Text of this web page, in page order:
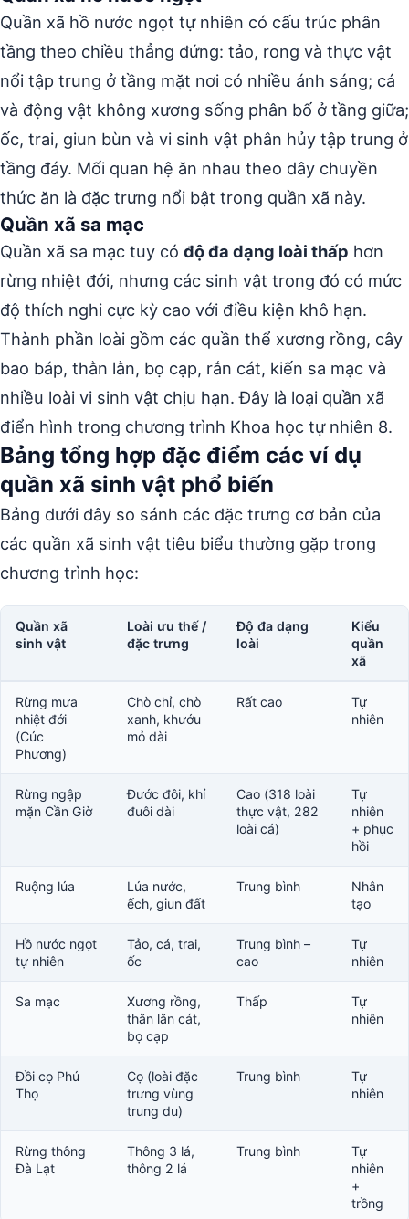
Quần xã hồ nước ngọt tự nhiên có cấu trúc phân
tầng theo chiều thẳng đứng: tảo, rong và thực vật
nổi tập trung ở tầng mặt nơi có nhiều ánh sáng; cá
và động vật không xương sống phân bố ở tầng giữa;
ốc, trai, giun bùn và vi sinh vật phân hủy tập trung ở
tầng đáy. Mối quan hệ ăn nhau theo dây chuyền
thức ăn là đặc trưng nổi bật trong quần xã này.
Quần xã sa mạc
Quần xã sa mạc tuy có độ đa dạng loài thấp hơn
rừng nhiệt đới, nhưng các sinh vật trong đó có mức
độ thích nghi cực kỳ cao với điều kiện khô hạn.
Thành phần loài gồm các quần thể xương rồng, cây
bao báp, thằn lằn, bọ cạp, rắn cát, kiến sa mạc và
nhiều loài vi sinh vật chịu hạn. Đây là loại quần xã
điển hình trong chương trình Khoa học tự nhiên 8.
Bảng tổng hợp đặc điểm các ví dụ
quần xã sinh vật phổ biến
Bảng dưới đây so sánh các đặc trưng cơ bản của
các quần xã sinh vật tiêu biểu thường gặp trong
chương trình học:
Quần xã
sinh vật
Loài ưu thế /
đặc trưng
Độ đa dạng
loài
Kiểu
quần
xã
Rừng mưa
nhiệt đới
(Cúc
Phương)
Chò chỉ, chò
xanh, khướu
mỏ dài
Rất cao
Tự
nhiên
Rừng ngập
mặn Cần Giờ
Đước đôi, khỉ
đuôi dài
Cao (318 loài
thực vật, 282
loài cá)
Tự
nhiên
+ phục
hồi
Ruộng lúa
Lúa nước,
ếch, giun đất
Trung bình
Nhân
tạo
Hồ nước ngọt
tự nhiên
Tảo, cá, trai,
ốc
Trung bình –
cao
Tự
nhiên
Sa mạc
Xương rồng,
thằn lằn cát,
bọ cạp
Thấp
Tự
nhiên
Đồi cọ Phú
Thọ
Cọ (loài đặc
trưng vùng
trung du)
Trung bình
Tự
nhiên
Rừng thông
Đà Lạt
Thông 3 lá,
thông 2 lá
Trung bình
Tự
nhiên
+
trồng